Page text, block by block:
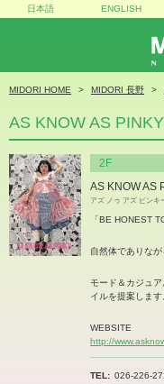
日本語 ENGLISH
MIDORI HOME MIDORI 長野
AS KNOW AS PINKY
2F
AS KNOW AS
アズ ノゥ アズ ピンキ
「BE HONEST
自然体でありなが
モード＆カジュ
イルを提案します
WEBSITE
http://
TEL
026-226-